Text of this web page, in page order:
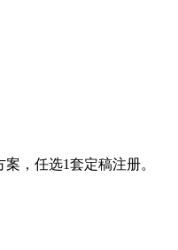
，任选1套定稿注册。